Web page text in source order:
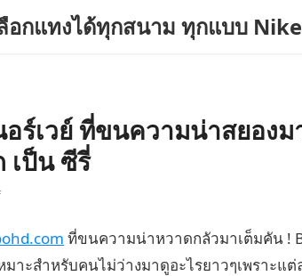
กแทงได้ทุกสนาม ทุกแบบ
ร์เวย์ ที่ขนความน่าสยองม
เป็น ซีรี่
ที่ขนความน่าหวาดกลัวมาเต็มคัน !
าะสำหรับคนไม่ว่างมาดูอะไรยาวๆเพราะแ